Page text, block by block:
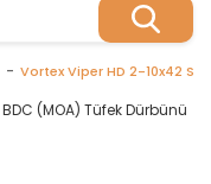
Vortex Viper HD 2-10x42